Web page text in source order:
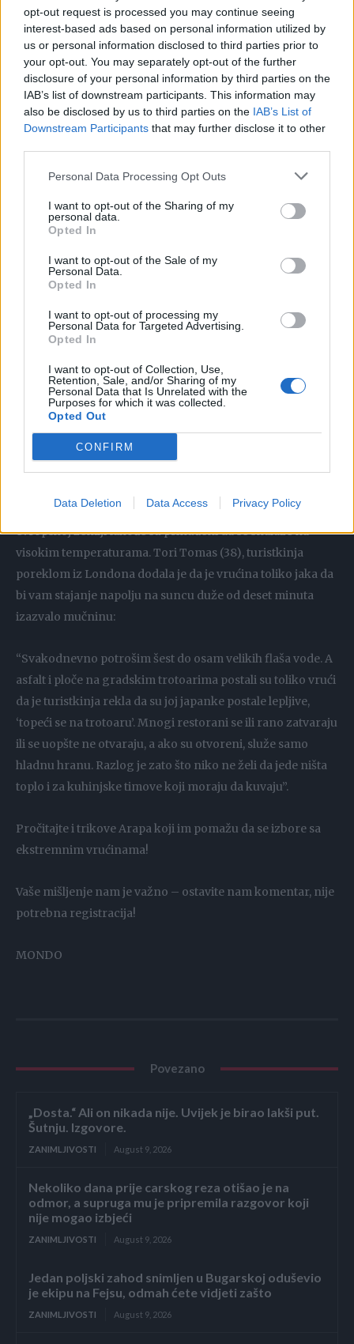
opt-out request is processed you may continue seeing
interest-based ads based on personal information utilized by
us or personal information disclosed to third parties prior to
your opt-out. You may separately opt-out of the further
disclosure of your personal information by third parties on the
IAB’s list of downstream participants. This information may
also be disclosed by us to third parties on the IAB’s List of
Downstream Participants that may further disclose it to other
Personal Data Processing Opt Outs
I want to opt-out of the Sharing of my
personal data.
Opted In
I want to opt-out of the Sale of my
Personal Data.
Opted In
I want to opt-out of processing my
Personal Data for Targeted Advertising.
Opted In
I want to opt-out of Collection, Use,
Retention, Sale, and/or Sharing of my
Personal Data that Is Unrelated with the
Purposes for which it was collected.
Opted Out
CONFIRM
Data Deletion Data Access Privacy Policy
7:15 umesto u 8 ujutru”.
Njegovi sunarodnici se, svako na svoj način, slaže sa njim:
Luj (47) iz grada Liona: “Morali smo da se prilagodimo jer
su temperature tako visoke. Restorani prilagođavaju svoje
Fransoa iz Lila: “Ne izlazim mnogo. Otvaram prozore
ujutru i zatvaram ih oko 10 ujutru. Takođe, prefektura je
zabranila sportske događaje dok je Lil u crvenoj zoni
opasnosti od vrućine. Grupna okupljanja i svečanosti su
sam o tome da uvedem stvari kako bih se bolje nosila sa
sledećim toplotnim talasom – puno kupovine unapred,
prenosivih i budžetski pristupačnih klima uređaja”.
Ženeviv (85) iz doline Loare: “Ne volim baš vodu, ali sam se
terala da pijem puno. Stavila sam flašu u frižider da bi bilo
podnošljivo. Odspavam kada se osećam jaku vrtoglavicu.
Turisti koji su odlučili da letnji odmor provedu u ovoj
evropskoj zemlji takođe su prinuđeni da se snalaze na
visokim temperaturama. Tori Tomas (38), turistkinja
poreklom iz Londona dodala je da je vrućina toliko jaka da
bi vam stajanje napolju na suncu duže od deset minuta
izazvalo mučninu:
“Svakodnevno potrošim šest do osam velikih flaša vode. A
asfalt i ploče na gradskim trotoarima postali su toliko vrući
da je turistkinja rekla da su joj japanke postale lepljive,
‘topeći se na trotoaru’. Mnogi restorani se ili rano zatvaraju
ili se uopšte ne otvaraju, a ako su otvoreni, služe samo
hladnu hranu. Razlog je zato što niko ne želi da jede ništa
toplo i za kuhinjske timove koji moraju da kuvaju”.
Pročitajte i trikove Arapa koji im pomažu da se izbore sa
ekstremnim vrućinama!
Vaše mišljenje nam je važno – ostavite nam komentar, nije
potrebna registracija!
MONDO
Povezano
„Dosta.“ Ali on nikada nije. Uvijek je birao lakši put.
Šutnju. Izgovore.
ZANIMLJIVOSTI August 9, 2026
Nekoliko dana prije carskog reza otišao je na
odmor, a supruga mu je pripremila razgovor koji
nije mogao izbjeći
ZANIMLJIVOSTI August 9, 2026
Jedan poljski zahod snimljen u Bugarskoj oduševio
je ekipu na Fejsu, odmah ćete vidjeti zašto
ZANIMLJIVOSTI August 9, 2026